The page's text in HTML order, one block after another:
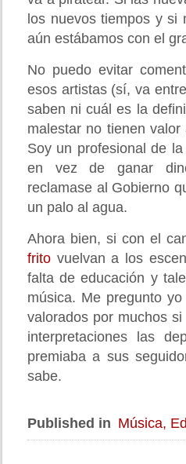
los nuevos tiempos y si
aún estábamos con el
No puedo evitar
esos artistas (sí, va
saben ni cuál es la
malestar no tienen
Soy un profesional de
en vez de ganar
reclamase al Gobierno
un palo al agua.
Ahora bien, si con el
frito vuelvan a los
falta de educación y
música. Me pregunto
valorados por muchos
interpretaciones las
premiaba a sus
sabe.
Published in Música,